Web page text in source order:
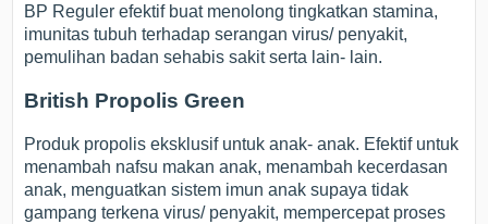
BP Reguler efektif buat menolong tingkatkan stamina,
imunitas tubuh terhadap serangan virus/ penyakit,
pemulihan badan sehabis sakit serta lain- lain.
British Propolis Green
Produk propolis eksklusif untuk anak- anak. Efektif untuk
menambah nafsu makan anak, menambah kecerdasan
anak, menguatkan sistem imun anak supaya tidak
gampang terkena virus/ penyakit, mempercepat proses